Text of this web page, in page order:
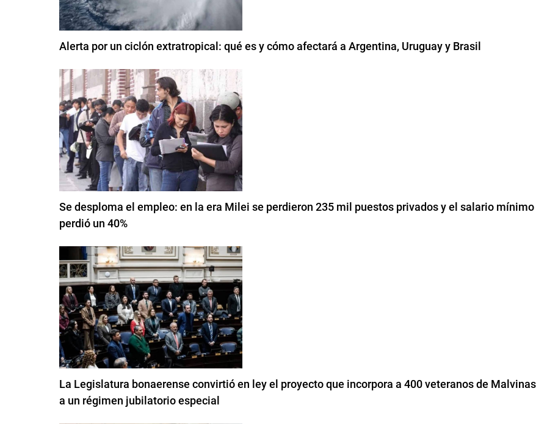
Alerta por un ciclón extratropical: qué es y cómo afectará a Argentina, Uruguay y Brasil
Se desploma el empleo: en la era Milei se perdieron 235 mil puestos privados y el salario mínimo
perdió un 40%
La Legislatura bonaerense convirtió en ley el proyecto que incorpora a 400 veteranos de Malvinas
a un régimen jubilatorio especial